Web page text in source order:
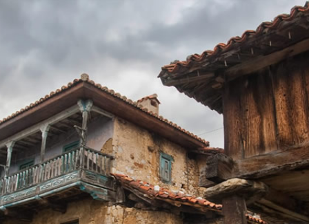
TURISMO ACTIVO
AGENDA
OFERTAS
CONTACTO